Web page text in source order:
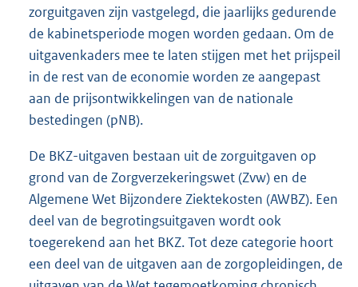
zorguitgaven zijn vastgelegd, die jaarlijks gedurende
de kabinetsperiode mogen worden gedaan. Om de
uitgavenkaders mee te laten stijgen met het prijspeil
in de rest van de economie worden ze aangepast
aan de prijsontwikkelingen van de nationale
bestedingen (pNB).
De BKZ-uitgaven bestaan uit de zorguitgaven op
grond van de Zorgverzekeringswet (Zvw) en de
Algemene Wet Bijzondere Ziektekosten (AWBZ). Een
deel van de begrotingsuitgaven wordt ook
toegerekend aan het BKZ. Tot deze categorie hoort
een deel van de uitgaven aan de zorgopleidingen, de